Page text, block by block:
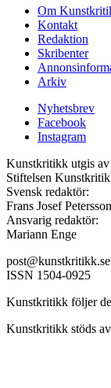
Om
Kontakt
Redaktion
Skribenter
Arkiv
Nyhetsbrev
Facebook
Instagram
Kunstkritikk utgis av
Stiftelsen
Svensk redaktör:
Frans Josef Petersson
Ansvarig redaktör:
Mariann Enge
post@kunstkritikk.se
ISSN 1504-0925
Kunstkritikk följer
Kunstkritikk stöds av